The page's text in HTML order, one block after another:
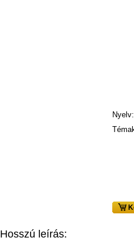
Nyelv:
Hosszú leírás: